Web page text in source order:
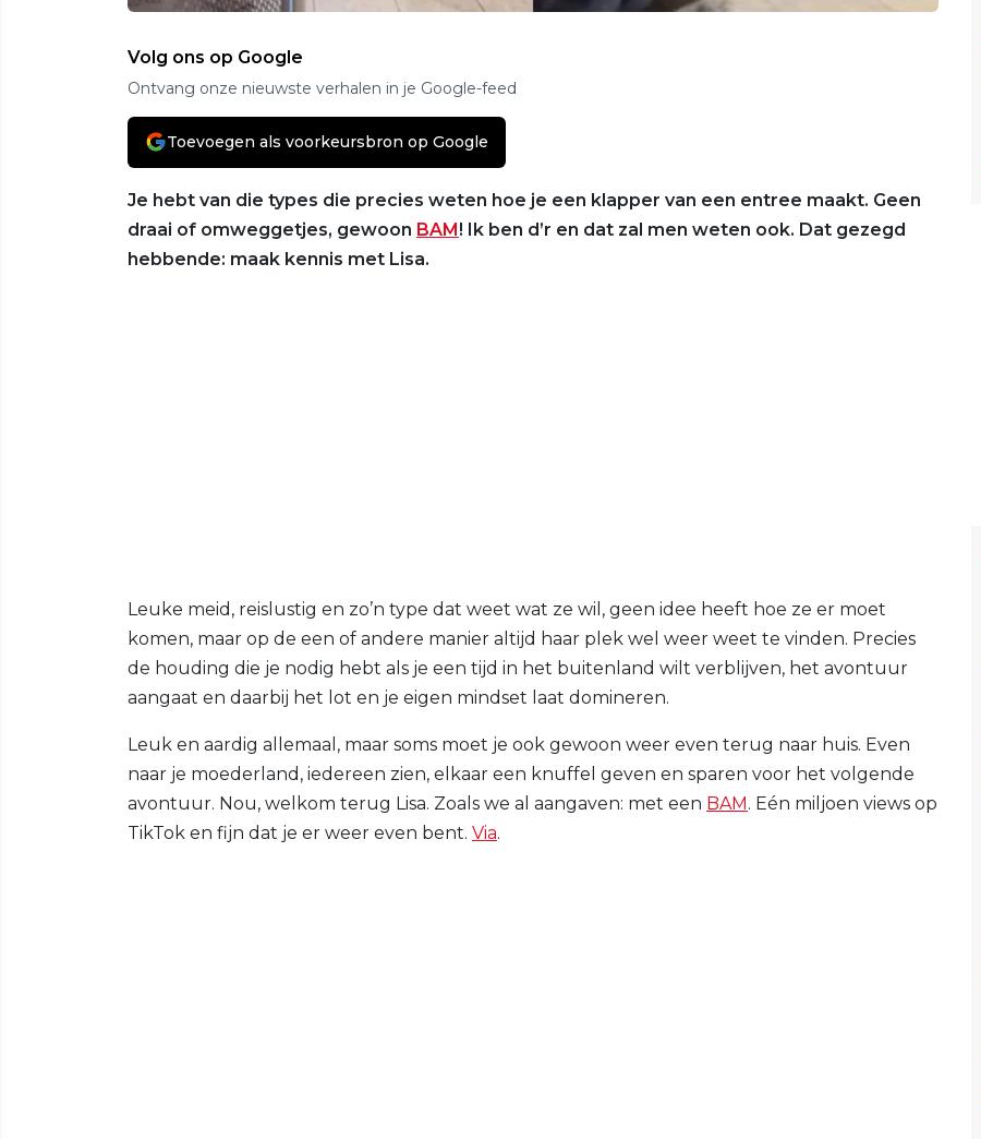
Volg ons op Google
Ontvang onze nieuwste verhalen in je Google-feed
Toevoegen als voorkeursbron op Google
Je hebt van die types die precies weten hoe je een klapper van een entree maakt. Geen
draai of omweggetjes, gewoon BAM! Ik ben d’r en dat zal men weten ook. Dat gezegd
hebbende: maak kennis met Lisa.
Leuke meid, reislustig en zo’n type dat weet wat ze wil, geen idee heeft hoe ze er moet
komen, maar op de een of andere manier altijd haar plek wel weer weet te vinden. Precies
de houding die je nodig hebt als je een tijd in het buitenland wilt verblijven, het avontuur
aangaat en daarbij het lot en je eigen mindset laat domineren.
Leuk en aardig allemaal, maar soms moet je ook gewoon weer even terug naar huis. Even
naar je moederland, iedereen zien, elkaar een knuffel geven en sparen voor het volgende
avontuur. Nou, welkom terug Lisa. Zoals we al aangaven: met een BAM. Eén miljoen views op
TikTok en fijn dat je er weer even bent. Via.